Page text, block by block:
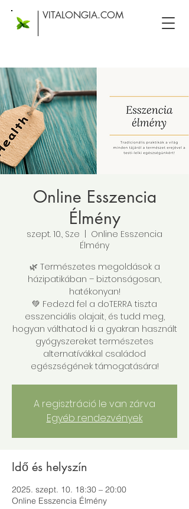
VITALONGIA.COM
Online Esszencia
Élmény
szept. 10., Sze
Online Esszencia
Élmény
🌿 Természetes megoldások a
házipatikában – biztonságosan,
hatékonyan!
💚 Fedezd fel a doTERRA tiszta
esszenciális olajait, és tudd meg,
hogyan válthatod ki a gyakran használt
gyógyszereket természetes
alternatívákkal családod
egészségének támogatására!
A regisztráció le van zárva
Egyéb rendezvények
Idő és helyszín
2025. szept. 10. 18:30 – 20:00
Online Esszencia Élmény